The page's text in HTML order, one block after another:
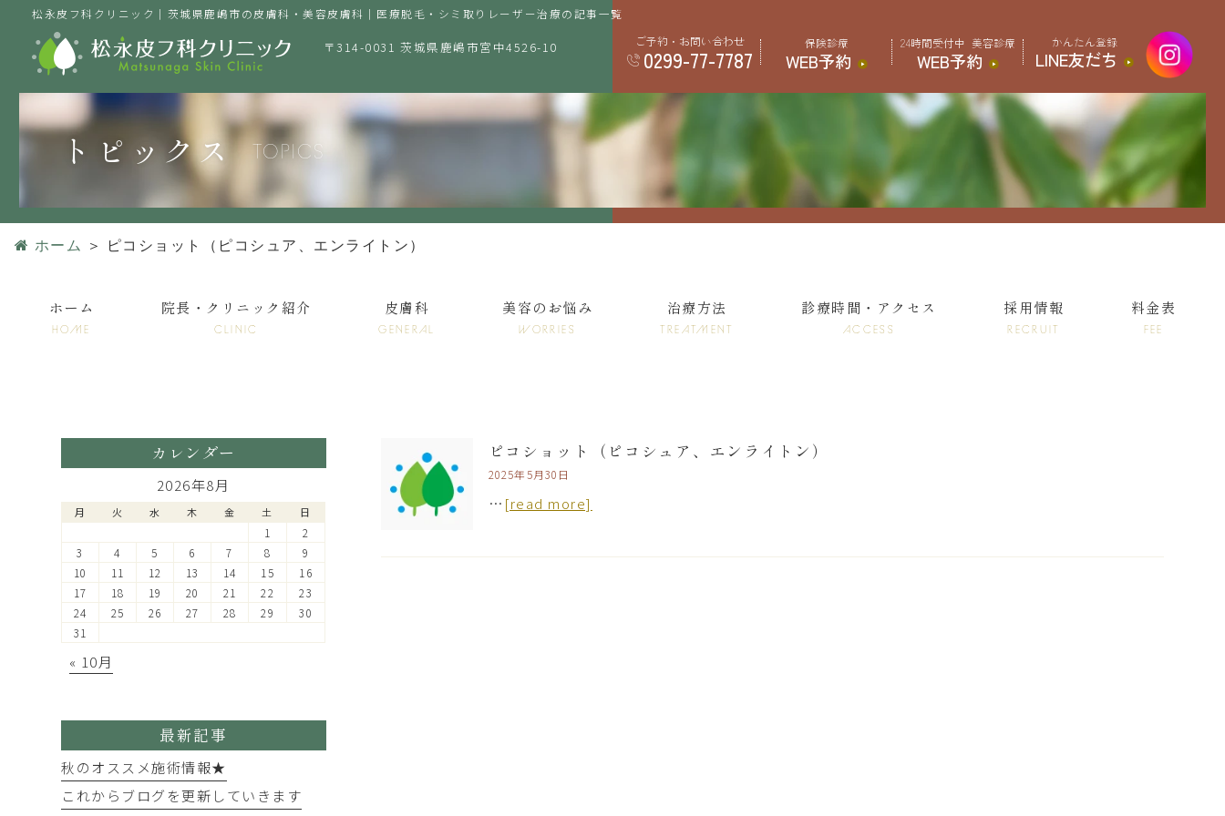
松永皮フ科クリニック｜茨城県鹿嶋市の皮膚科・美容皮膚科｜医療脱毛・シミ取りレーザー治療の記事一覧
ご予約・お問い合わせ
0299-77-7787
保険診療
WEB予約
24時間受付中 美容診療
WEB予約
かんたん登録
LINE友だち
〒314-0031 茨城県鹿嶋市宮中4526-10
トピックス TOPICS
ホーム ＞ ピコショット（ピコシュア、エンライトン）
ホーム
HOME
院長・クリニック紹介
CLINIC
皮膚科
GENERAL
美容のお悩み
WORRIES
治療方法
TREATMENT
診療時間・アクセス
ACCESS
採用情報
RECRUIT
料金表
FEE
ピコショット（ピコシュア、エンライトン）
2025年5月30日
… [read more]
カレンダー
2026年8月
月 火 水 木 金 土 日
1
2
3
4 5 6 7 8
9
10
11 12 13 14 15
16
17
18 19 20 21 22
23
24
25 26 27 28 29
30
31
« 10月
最新記事
秋のオススメ施術情報★
これからブログを更新していきます